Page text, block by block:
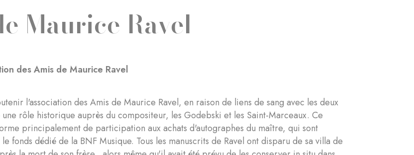
Maurice Ravel
des Amis de Maurice Ravel
l'association des Amis de Maurice Ravel, en raison de liens de sang avec les deux
rôle historique auprès du compositeur, les Godebski et les Saint-Marceaux. Ce
principalement de participation aux achats d'autographes du maître, qui sont
fonds dédié de la BNF Musique. Tous les manuscrits de Ravel ont disparu de sa villa de